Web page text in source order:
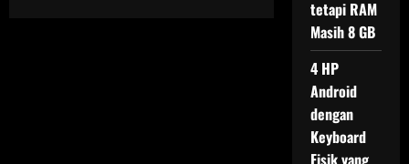
tetapi RAM
Masih 8 GB
4 HP
Android
dengan
Keyboard
Fisik yang